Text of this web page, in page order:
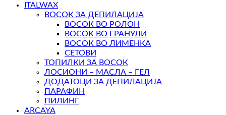
ITALWAX
ВОСОК ЗА ДЕПИЛАЦИЈА
ВОСОК ВО РОЛОН
ВОСОК ВО ГРАНУЛИ
ВОСОК ВО ЛИМЕНКА
СЕТОВИ
ТОПИЛКИ ЗА ВОСОК
ЛОСИОНИ – МАСЛА – ГЕЛ
ДОДАТОЦИ ЗА ДЕПИЛАЦИЈА
ПАРАФИН
ПИЛИНГ
ARCAYA